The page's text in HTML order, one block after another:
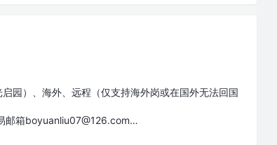
园）、海外、远程（仅支持海外岗或在国外无法回国
邮箱boyuanliu07@126.com…